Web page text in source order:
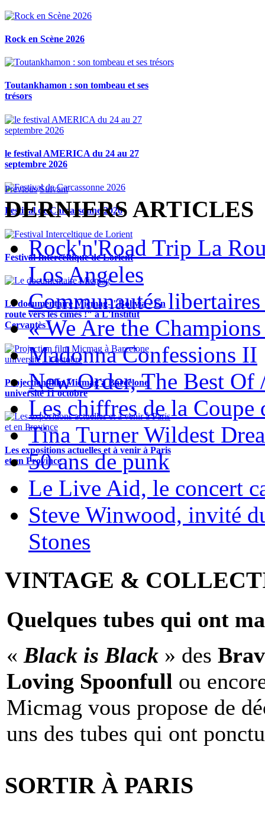
Rock en Scène 2026
Toutankhamon : son tombeau et ses
trésors
le festival AMERICA du 24 au 27
septembre 2026
Festival de Carcassonne 2026
Festival Interceltique de Lorient
Le documentaire Micmag- "Bolivia - En
route vers les cimes !" à L'Institut
Cervantès !
Projection film Micmag à Barcelone
université 11 octobre
Les expositions actuelles et à venir à Paris
et en Province
Previous Suivant
DERNIERS ARTICLES
Rock'n'Road Trip La
Los Angeles
Communautés libertaires
« We Are the
Madonna Confessions II
New Order, The Best Of
Les chiffres de la Coupe
Tina Turner Wildest
50 ans de punk
Le Live Aid, le concert
Steve Winwood, invité
Stones
VINTAGE &
Quelques tubes qui ont
« Black is Black » des
Loving Spoonfull ou
Micmag vous propose de
uns des tubes qui ont
SORTIR À PARIS